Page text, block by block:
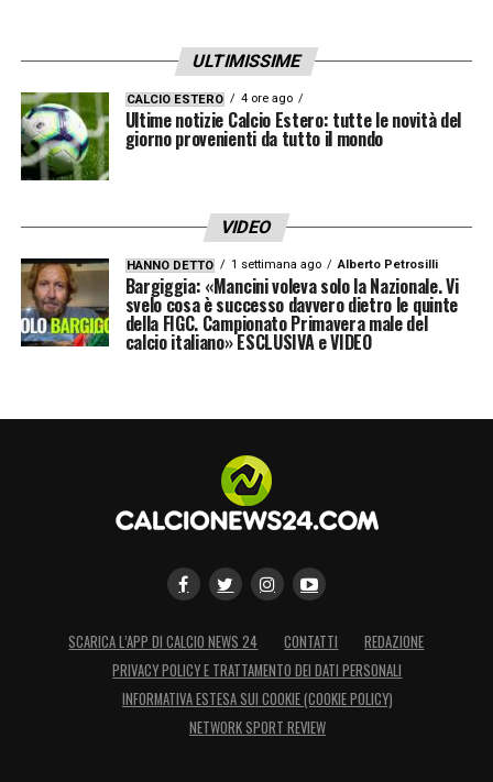
ULTIMISSIME
CALCIO ESTERO 4 ore ago
Ultime notizie Calcio Estero: tutte le novità del
giorno provenienti da tutto il mondo
VIDEO
HANNO DETTO 1 settimana ago Alberto Petrosilli
Bargiggia: «Mancini voleva solo la Nazionale. Vi
svelo cosa è successo davvero dietro le quinte
della FIGC. Campionato Primavera male del
calcio italiano» ESCLUSIVA e VIDEO
SCARICA L’APP DI CALCIO NEWS 24 CONTATTI
REDAZIONE
PRIVACY POLICY E TRATTAMENTO DEI DATI PERSONALI
INFORMATIVA ESTESA SUI COOKIE (COOKIE POLICY)
NETWORK SPORT REVIEW